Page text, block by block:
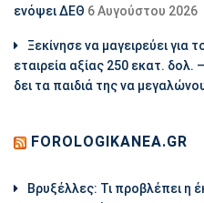
ενόψει ΔΕΘ 6 Αυγούστου 2026
Ξεκίνησε να μαγειρεύει για
εταιρεία αξίας 250 εκατ. δολ.
δει τα παιδιά της να
FOROLOGIKANEA.GR
Βρυξέλλες: Τι προβλέπει η